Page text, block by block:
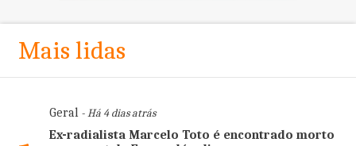
Mais lidas
Geral- Há 4 dias atrás
Ex-radialista Marcelo Toto é encontrado morto